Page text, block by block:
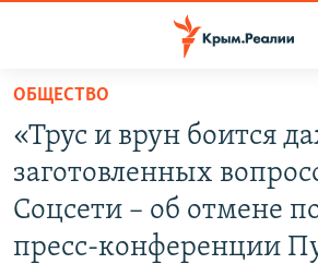
Вернуться
основному
содержанию
Вернутся
главной
СПЕЦПРОЕКТЫ
КАРТА ВОЕННЫХ ОБЪЕКТОВ КРЫМА
ВОДА
ОБЩЕСТВО
«Трус и врун боится
заготовленных
Соцсети – об отмене
пресс-конференции